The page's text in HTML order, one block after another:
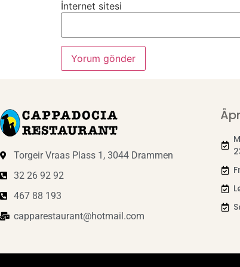
İnternet sitesi
Torgeir Vraas Plass 1, 3044 Drammen
32 26 92 92
467 88 193
capparestaurant@hotmail.com